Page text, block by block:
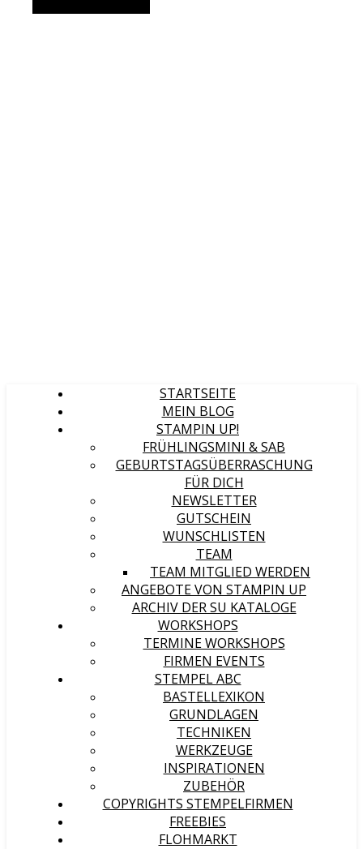
STARTSEITE
MEIN BLOG
STAMPIN UP!
FRÜHLINGSMINI & SAB
GEBURTSTAGSÜBERRASCHUNG
FÜR DICH
NEWSLETTER
GUTSCHEIN
WUNSCHLISTEN
TEAM
TEAM MITGLIED WERDEN
ANGEBOTE VON STAMPIN UP
ARCHIV DER SU KATALOGE
WORKSHOPS
TERMINE WORKSHOPS
FIRMEN EVENTS
STEMPEL ABC
BASTELLEXIKON
GRUNDLAGEN
TECHNIKEN
WERKZEUGE
INSPIRATIONEN
ZUBEHÖR
COPYRIGHTS STEMPELFIRMEN
FREEBIES
FLOHMARKT